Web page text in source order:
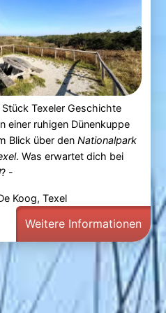
Texeler Geschichte
einer ruhigen Dünenkuppe
Blick über denNationalpark
. Was erwartet dich bei
? -
Koog, Texel
Weitere Informationen